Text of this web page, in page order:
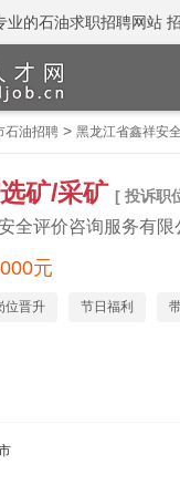
业的石油求职招聘网站
石油招聘> 黑龙江省鑫祥安
矿/采矿 [ 投诉职
全评价咨询服务有限
元
位晋升 节日福利